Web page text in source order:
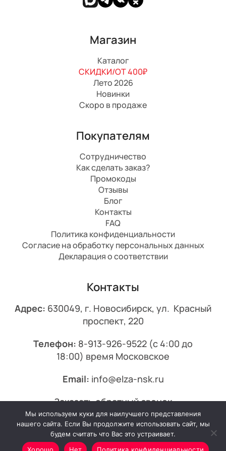
Магазин
Каталог
СКИДКИ/ОТ 400₽
Лето 2026
Новинки
Скоро в продаже
Покупателям
Сотрудничество
Как сделать заказ?
Промокоды
Отзывы
Блог
Контакты
FAQ
Политика конфиденциальности
Согласие на обработку персональных данных
Декларация о соответствии
Контакты
Адрес: 630049, г. Новосибирск, ул. Красный
проспект, 220
Телефон: 8-913-926-9522 (с 4:00 до
18:00) время Московское
Email: info@elza-nsk.ru
Заказать обратный звонок
© 2013-2026 Эльза.
Мы используем куки для наилучшего представления
нашего сайта. Если Вы продолжите использовать сайт, мы
будем считать что Вас это устраивает.
Хорошо
Нет Политика конфиденциальности